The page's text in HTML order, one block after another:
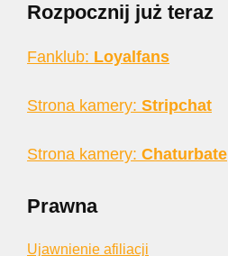
Rozpocznij już teraz
Fanklub: Loyalfans
Strona kamery: Stripchat
Strona kamery: Chaturbate
Prawna
Ujawnienie afiliacji